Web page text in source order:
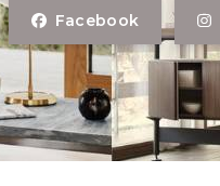
Facebook